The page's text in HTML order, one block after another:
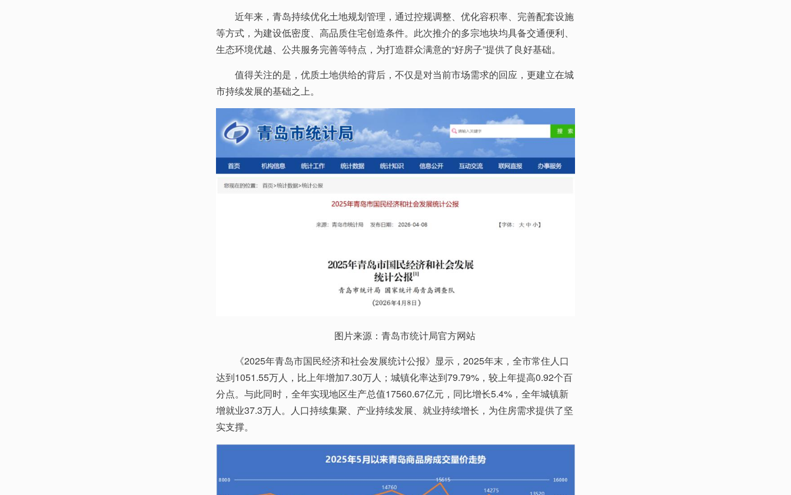
近年来，青岛持续优化土地规划管理，通过控规调整、优化容积率、完善配套设施
等方式，为建设低密度、高品质住宅创造条件。此次推介的多宗地块均具备交通便利、
生态环境优越、公共服务完善等特点，为打造群众满意的“好房子”提供了良好基础。
值得关注的是，优质土地供给的背后，不仅是对当前市场需求的回应，更建立在城
市持续发展的基础之上。
图片来源：青岛市统计局官方网站
《2025年青岛市国民经济和社会发展统计公报》显示，2025年末，全市常住人口
达到1051.55万人，比上年增加7.30万人；城镇化率达到79.79%，较上年提高0.92个百
分点。与此同时，全年实现地区生产总值17560.67亿元，同比增长5.4%，全年城镇新
增就业37.3万人。人口持续集聚、产业持续发展、就业持续增长，为住房需求提供了坚
实支撑。